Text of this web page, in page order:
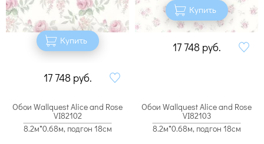
Купить
17 748 руб.
Купить
17 748 руб.
Обои Wallquest Alice and Rose
VI82102
8.2м*0.68м, подгон 18см
Обои Wallquest Alice and Rose
VI82103
8.2м*0.68м, подгон 18см